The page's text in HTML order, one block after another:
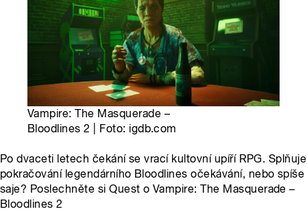
Vampire: The Masquerade –
Bloodlines 2 | Foto: igdb.com
Po dvaceti letech čekání se vrací kultovní upíří RPG. Splňuje
pokračování legendárního Bloodlines očekávání, nebo spíše
saje? Poslechněte si Quest o Vampire: The Masquerade –
Bloodlines 2